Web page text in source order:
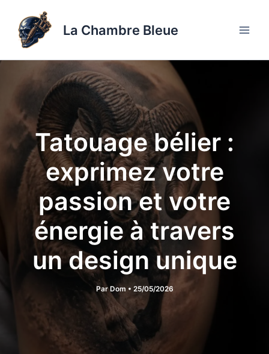
contenu
La Chambre Bleue
Tatouage bélier :
exprimez votre
passion et votre
énergie à travers
un design unique
ParDom • 25/05/2026